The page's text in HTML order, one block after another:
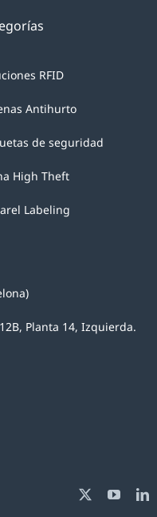
RFID
Antihurto
de seguridad
High Theft
Labeling
Planta 14, Izquierda.